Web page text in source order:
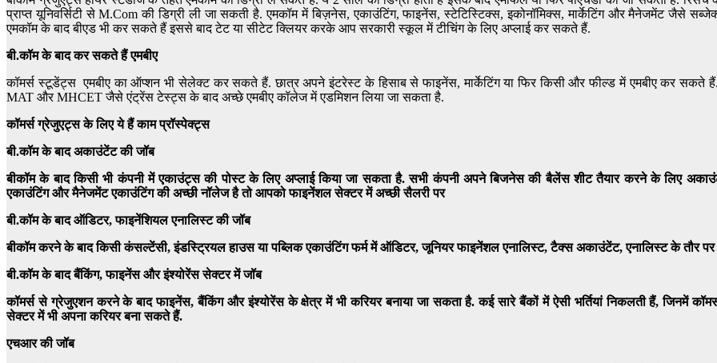
प्राप्त यूनिवर्सिटी से M.Com की डिग्री ली जा सकती है. एमकॉम में बिज़नेस, एकाउंटिंग, फाइनेंस, स्टेटिस्टिक्स, इकोनॉमिक्स, मार्केटिंग और मैनेजमेंट जैसे
एमकॉम के बाद बीएड भी कर सकते हैं इससे बाद टेट या सीटेट क्लियर करके आप सरकारी स्कूल में टीचिंग के लिए अप्लाई कर सकते हैं.
बी.कॉमके बाद कर सकते हैंएमबीए
कॉमर्स स्टूडेंट्स एमबीए का ऑप्शन भी सेलेक्ट कर सकते हैं. छात्र अपने इंटरेस्ट के हिसाब से फाइनेंस, मार्केटिंग या फिर किसी और फील्ड में एमबीए कर सकते
MAT और MHCET जैसे एंट्रेंस टेस्ट्स के बाद अच्छे एमबीए कॉलेज में एडमिशन लिया जा सकता है.
कॉमर्स ग्रेजुएट्स के लिएये हैंकामप्रॉस्पेक्ट्स
बी.कॉमके बादअकाउंटेंटकी जॉब
बीकॉम के बाद किसी भी कंपनी में एकाउंट्स की पोस्ट के लिए अप्लाई किया जा सकता है. सभी कंपनी अपने बिजनेस की बैलेंस शीट तैयार करने के लिए
एकाउंटिंग और मैनेजमेंट एकाउंटिंग की अच्छी नॉलेज है तो आपको फाइनेंशल सेक्टर में अच्छी सैलरी पर
बी.कॉमके बादऑडिटर,फाइनेंशियल एनालिस्टकी जॉब
बीकॉम करने के बाद किसी कंसल्टेंसी, इंडस्ट्रियल हाउस या पब्लिक एकाउंटिंग फर्म में ऑडिटर, जूनियर फाइनेंशल एनालिस्ट, टैक्स अकाउंटेंट, एनालिस्ट के तौर पर
बी.कॉमके बादबैंकिंग,फाइनेंस और इंश्योरेंस सेक्टर में जॉब
कॉमर्स से ग्रेजुएशन करने के बाद फाइनेंस, बैंकिंग और इंश्योरेंस के क्षेत्र में भी करियर बनाया जा सकता है. कई सारे बैंकों में ऐसी भर्तियां निकलती हैं, जिनमें
सेक्टर में भी अपना करियर बना सकते हैं.
एचआर की जॉब